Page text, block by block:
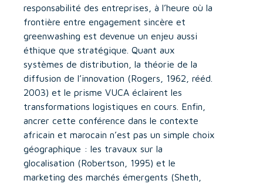
responsabilité des entreprises, à l’heure où la
frontière entre engagement sincère et
greenwashing est devenue un enjeu aussi
éthique que stratégique. Quant aux
systèmes de distribution, la théorie de la
diffusion de l’innovation (Rogers, 1962, rééd.
2003) et le prisme VUCA éclairent les
transformations logistiques en cours. Enfin,
ancrer cette conférence dans le contexte
africain et marocain n’est pas un simple choix
géographique : les travaux sur la
glocalisation (Robertson, 1995) et le
marketing des marchés émergents (Sheth,